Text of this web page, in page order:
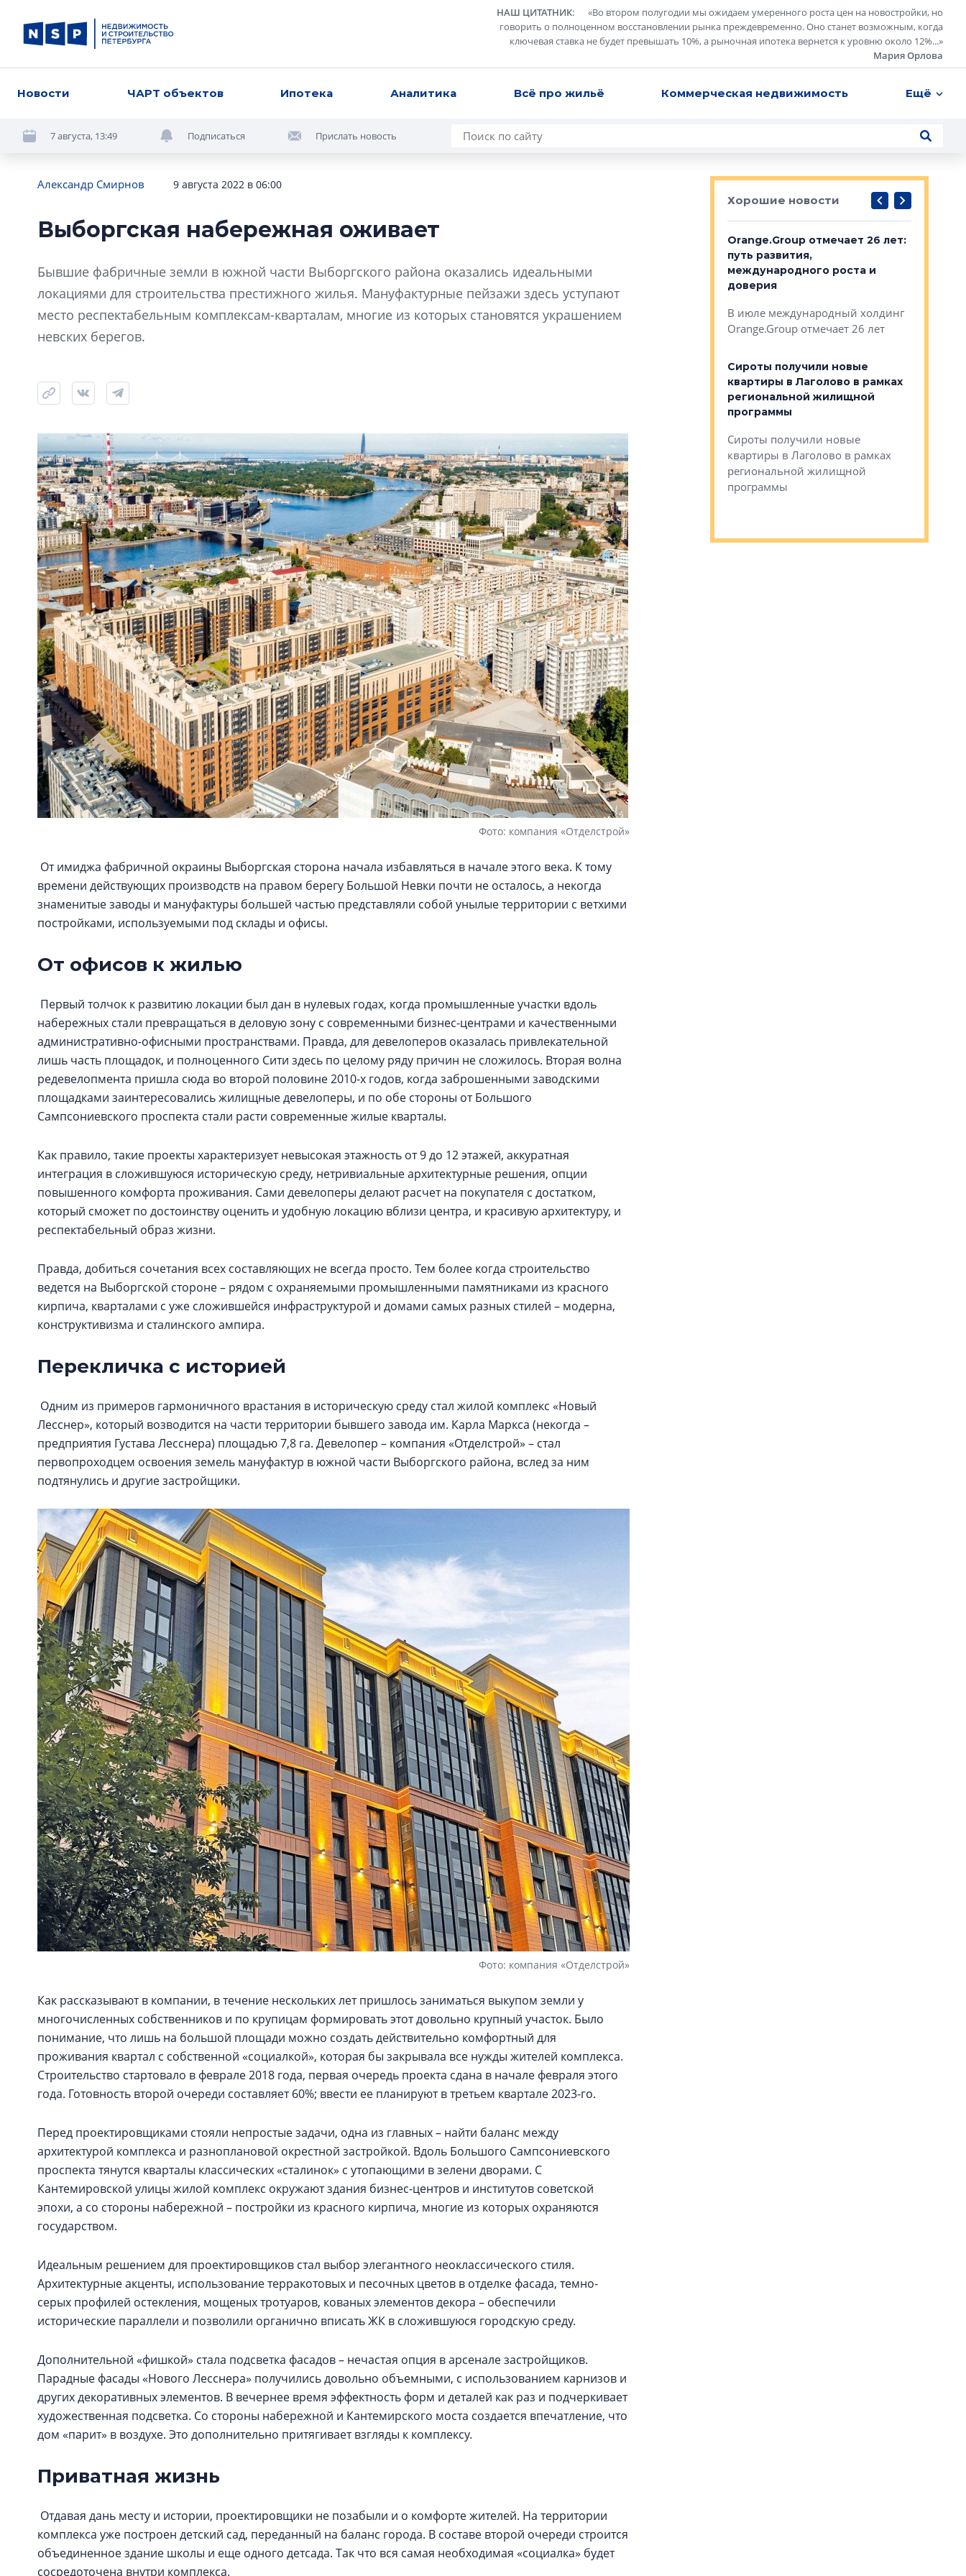
НАШ ЦИТАТНИК: «Во втором полугодии мы ожидаем умеренного роста цен на новостройки, но
говорить о полноценном восстановлении рынка преждевременно. Оно станет возможным, когда
ключевая ставка не будет превышать 10%, а рыночная ипотека вернется к уровню около 12%...»
Мария Орлова
Новости ЧАРТ объектов Ипотека Аналитика Всё про жильё Коммерческая недвижимость Ещё
7 августа, 13:49 Подписаться Прислать новость
Александр Смирнов 9 августа 2022 в 06:00
Выборгская набережная оживает
Бывшие фабричные земли в южной части Выборгского района оказались идеальными
локациями для строительства престижного жилья. Мануфактурные пейзажи здесь уступают
место респектабельным комплексам-кварталам, многие из которых становятся украшением
невских берегов.
Фото: компания «Отделстрой»
От имиджа фабричной окраины Выборгская сторона начала избавляться в начале этого века. К тому
времени действующих производств на правом берегу Большой Невки почти не осталось, а некогда
знаменитые заводы и мануфактуры большей частью представляли собой унылые территории с ветхими
постройками, используемыми под склады и офисы.
От офисов к жилью
Первый толчок к развитию локации был дан в нулевых годах, когда промышленные участки вдоль
набережных стали превращаться в деловую зону с современными бизнес-центрами и качественными
административно-офисными пространствами. Правда, для девелоперов оказалась привлекательной
лишь часть площадок, и полноценного Сити здесь по целому ряду причин не сложилось. Вторая волна
редевелопмента пришла сюда во второй половине 2010-х годов, когда заброшенными заводскими
площадками заинтересовались жилищные девелоперы, и по обе стороны от Большого
Сампсониевского проспекта стали расти современные жилые кварталы.
Как правило, такие проекты характеризует невысокая этажность от 9 до 12 этажей, аккуратная
интеграция в сложившуюся историческую среду, нетривиальные архитектурные решения, опции
повышенного комфорта проживания. Сами девелоперы делают расчет на покупателя с достатком,
который сможет по достоинству оценить и удобную локацию вблизи центра, и красивую архитектуру, и
респектабельный образ жизни.
Правда, добиться сочетания всех составляющих не всегда просто. Тем более когда строительство
ведется на Выборгской стороне – рядом с охраняемыми промышленными памятниками из красного
кирпича, кварталами с уже сложившейся инфраструктурой и домами самых разных стилей – модерна,
конструктивизма и сталинского ампира.
Перекличка с историей
Одним из примеров гармоничного врастания в историческую среду стал жилой комплекс «Новый
Лесснер», который возводится на части территории бывшего завода им. Карла Маркса (некогда –
предприятия Густава Лесснера) площадью 7,8 га. Девелопер – компания «Отделстрой» – стал
первопроходцем освоения земель мануфактур в южной части Выборгского района, вслед за ним
подтянулись и другие застройщики.
Фото: компания «Отделстрой»
Как рассказывают в компании, в течение нескольких лет пришлось заниматься выкупом земли у
многочисленных собственников и по крупицам формировать этот довольно крупный участок. Было
понимание, что лишь на большой площади можно создать действительно комфортный для
проживания квартал с собственной «социалкой», которая бы закрывала все нужды жителей комплекса.
Строительство стартовало в феврале 2018 года, первая очередь проекта сдана в начале февраля этого
года. Готовность второй очереди составляет 60%; ввести ее планируют в третьем квартале 2023-го.
Перед проектировщиками стояли непростые задачи, одна из главных – найти баланс между
архитектурой комплекса и разноплановой окрестной застройкой. Вдоль Большого Сампсониевского
проспекта тянутся кварталы классических «сталинок» с утопающими в зелени дворами. С
Кантемировской улицы жилой комплекс окружают здания бизнес-центров и институтов советской
эпохи, а со стороны набережной – постройки из красного кирпича, многие из которых охраняются
государством.
Идеальным решением для проектировщиков стал выбор элегантного неоклассического стиля.
Архитектурные акценты, использование терракотовых и песочных цветов в отделке фасада, темно-
серых профилей остекления, мощеных тротуаров, кованых элементов декора – обеспечили
исторические параллели и позволили органично вписать ЖК в сложившуюся городскую среду.
Дополнительной «фишкой» стала подсветка фасадов – нечастая опция в арсенале застройщиков.
Парадные фасады «Нового Лесснера» получились довольно объемными, с использованием карнизов и
других декоративных элементов. В вечернее время эффектность форм и деталей как раз и подчеркивает
художественная подсветка. Со стороны набережной и Кантемирского моста создается впечатление, что
дом «парит» в воздухе. Это дополнительно притягивает взгляды к комплексу.
Приватная жизнь
Отдавая дань месту и истории, проектировщики не позабыли и о комфорте жителей. На территории
комплекса уже построен детский сад, переданный на баланс города. В составе второй очереди строится
объединенное здание школы и еще одного детсада. Так что вся самая необходимая «социалка» будет
сосредоточена внутри комплекса.
Хорошие новости
девятый сезон творческого
конкурса строителей «Нам песня
В Красногвардейском районе
Петербурга появился еще один
центр совмещенного образования
Orange.Group отмечает 26 лет:
путь развития,
международного роста и
доверия
В июле международный холдинг
Orange.Group отмечает 26 лет
Сироты получили новые
квартиры в Лаголово в рамках
региональной жилищной
программы
Сироты получили новые
квартиры в Лаголово в рамках
региональной жилищной
программы